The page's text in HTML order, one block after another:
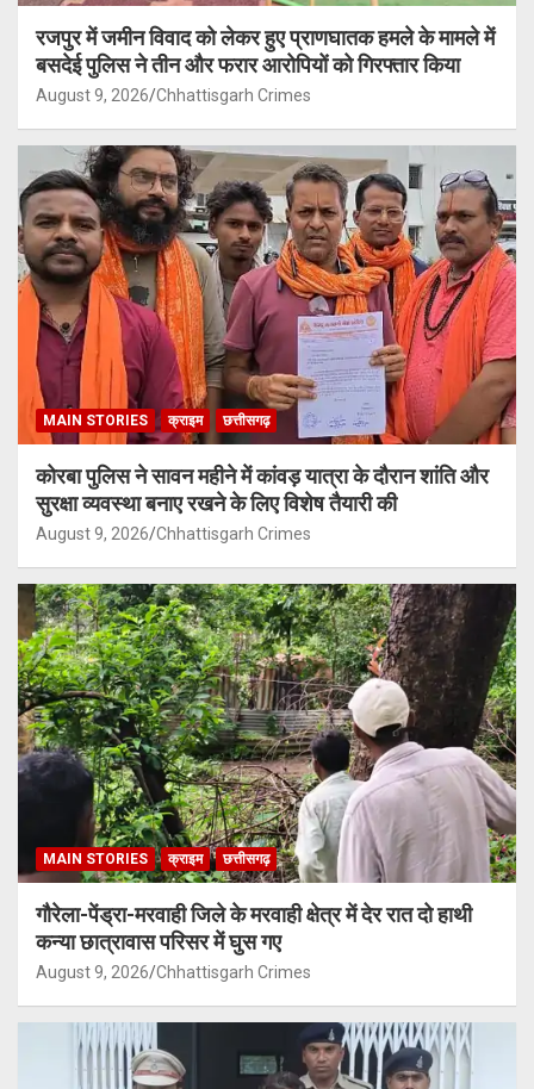
रजपुर में जमीन विवाद को लेकर हुए प्राणघातक हमले के मामले में
बसदेई पुलिस ने तीन और फरार आरोपियों को गिरफ्तार किया
August 9, 2026 Chhattisgarh Crimes
MAIN STORIES क्राइम छत्तीसगढ़
कोरबा पुलिस ने सावन महीने में कांवड़ यात्रा के दौरान शांति और
सुरक्षा व्यवस्था बनाए रखने के लिए विशेष तैयारी की
August 9, 2026 Chhattisgarh Crimes
MAIN STORIES क्राइम छत्तीसगढ़
गौरेला-पेंड्रा-मरवाही जिले के मरवाही क्षेत्र में देर रात दो हाथी
कन्या छात्रावास परिसर में घुस गए
August 9, 2026 Chhattisgarh Crimes